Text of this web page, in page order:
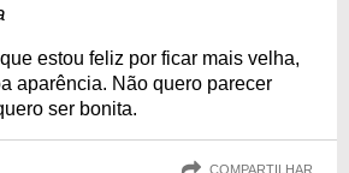
estou feliz por ficar mais velha,
aparência. Não quero parecer
ser bonita.
COMPARTILHAR